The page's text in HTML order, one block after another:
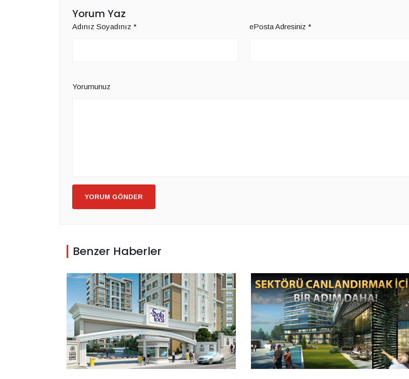
Yorum Yaz
Adınız Soyadınız * ePosta Adresiniz *
Yorumunuz
YORUM GÖNDER
Benzer Haberler